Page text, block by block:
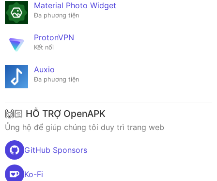
Material Photo Widget
Đa phương tiện
ProtonVPN
Kết nối
Auxio
Đa phương tiện
🙌🏻 HỖ TRỢ OpenAPK
Ủng hộ để giúp chúng tôi duy trì trang web
GitHub Sponsors
Ko-Fi